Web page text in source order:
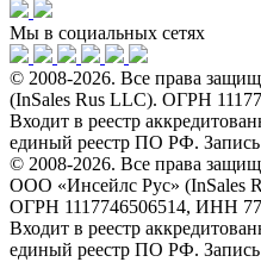
Мы в социальных сетях
© 2008-2026. Все права
(InSales Rus LLC). ОГРН
Входит в реестр
единый реестр ПО РФ. Запись
© 2008-2026. Все права
ООО «Инсейлс Рус» (InSales
ОГРН 1117746506514, ИНН
Входит в реестр
единый реестр ПО РФ. Запись